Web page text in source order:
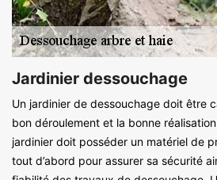
Jardinier dessouchage
Un jardinier de dessouchage doit être
bon déroulement et la bonne
jardinier doit posséder un matériel de
tout d’abord pour assurer sa sécurité